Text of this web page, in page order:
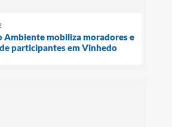
Ambiente mobiliza moradores e
participantes em Vinhedo